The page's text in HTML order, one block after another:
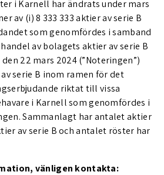
i Karnell har ändrats under mars
av (i) 8 333 333 aktier av serie B
som genomfördes i samband
av bolagets aktier av serie B
22 mars 2024 (”Noteringen”)
serie B inom ramen för det
riktat till vissa
i Karnell som genomfördes i
Sammanlagt har antalet aktier
av serie B och antalet röster har
vänligen kontakta: